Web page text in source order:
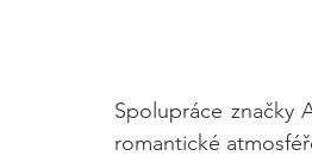
Spolupráce značky
romantické